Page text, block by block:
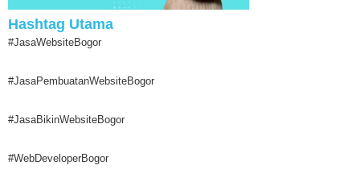
Hashtag Utama
#JasaWebsiteBogor
#JasaPembuatanWebsiteBogor
#JasaBikinWebsiteBogor
#WebDeveloperBogor